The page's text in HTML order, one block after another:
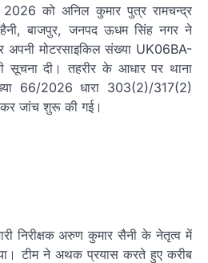
को अनिल कुमार पुत्र रामचन्द्र
बाजपुर, जनपद ऊधम सिंह नगर ने
अपनी मोटरसाइकिल संख्या UK06BA-
सूचना दी। तहरीर के आधार पर थाना
66/2026 धारा 303(2)/317(2)
जांच शुरू की गई।
निरीक्षक अरुण कुमार सैनी के नेतृत्व में
टीम ने अथक प्रयास करते हुए करीब